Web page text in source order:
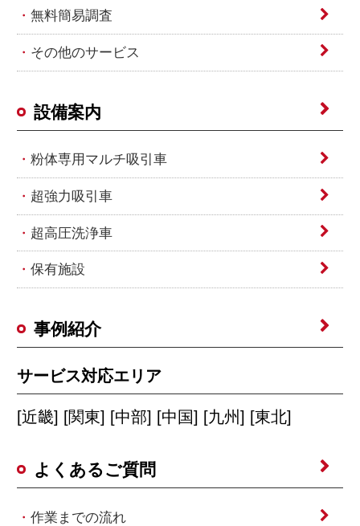
無料簡易調査
その他のサービス
設備案内
粉体専用マルチ吸引車
超強力吸引車
超高圧洗浄車
保有施設
事例紹介
サービス対応エリア
[近畿] [関東] [中部] [中国] [九州] [東北]
よくあるご質問
作業までの流れ